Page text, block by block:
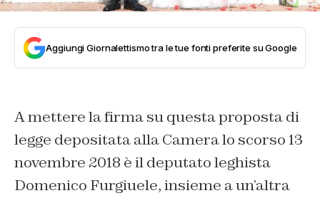
Aggiungi Giornalettismo tra le tue fonti preferite su Google
A mettere la firma su questa proposta di
legge depositata alla Camera lo scorso 13
novembre 2018 è il deputato leghista
Domenico Furgiuele, insieme a un’altra